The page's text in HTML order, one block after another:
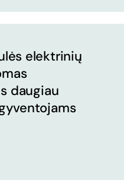
elektrinių
daugiau